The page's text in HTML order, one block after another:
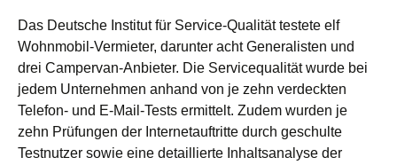
Das Deutsche Institut für Service-Qualität testete elf
Wohnmobil-Vermieter, darunter acht Generalisten und
drei Campervan-Anbieter. Die Servicequalität wurde bei
jedem Unternehmen anhand von je zehn verdeckten
Telefon- und E-Mail-Tests ermittelt. Zudem wurden je
zehn Prüfungen der Internetauftritte durch geschulte
Testnutzer sowie eine detaillierte Inhaltsanalyse der